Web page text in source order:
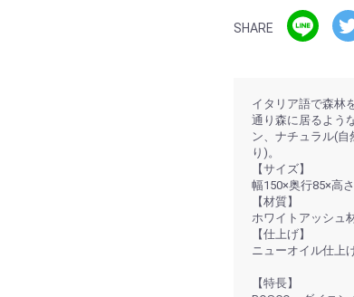
SHARE
イタリア語で森林
通り森に居るよう
ン、ナチュラル(
り)。
【サイズ】
幅150×奥行85×高
【材質】
ホワイトアッシュ
【仕上げ】
ニューオイル仕上
【特長】